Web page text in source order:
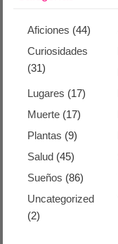
Aficiones (44)
Curiosidades
(31)
Lugares (17)
Muerte (17)
Plantas (9)
Salud (45)
Sueños (86)
Uncategorized
(2)